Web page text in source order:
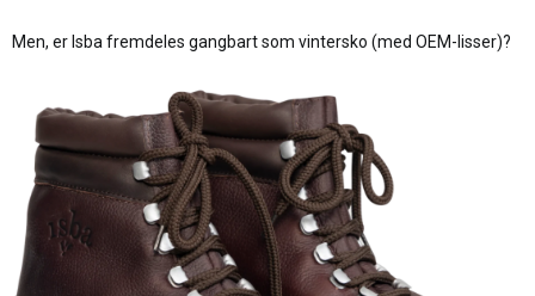
Men, er Isba fremdeles gangbart som vintersko (med OEM-lisser)?